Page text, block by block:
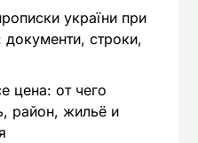
україни при
документи, строки,
цена: от чего
район, жильё и